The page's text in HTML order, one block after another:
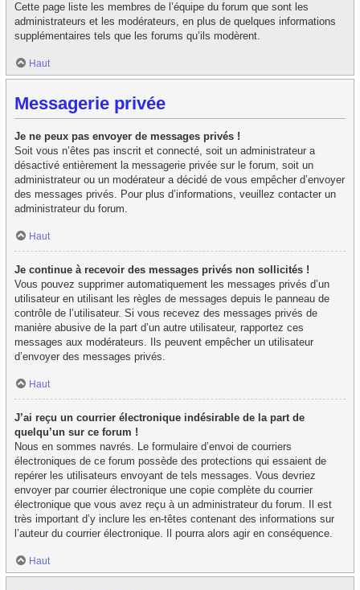
Cette page liste les membres de l’équipe du forum que sont les
administrateurs et les modérateurs, en plus de quelques informations
supplémentaires tels que les forums qu’ils modèrent.
Haut
Messagerie privée
Je ne peux pas envoyer de messages privés !
Soit vous n’êtes pas inscrit et connecté, soit un administrateur a
désactivé entièrement la messagerie privée sur le forum, soit un
administrateur ou un modérateur a décidé de vous empêcher d’envoyer
des messages privés. Pour plus d’informations, veuillez contacter un
administrateur du forum.
Haut
Je continue à recevoir des messages privés non sollicités !
Vous pouvez supprimer automatiquement les messages privés d’un
utilisateur en utilisant les règles de messages depuis le panneau de
contrôle de l’utilisateur. Si vous recevez des messages privés de
manière abusive de la part d’un autre utilisateur, rapportez ces
messages aux modérateurs. Ils peuvent empêcher un utilisateur
d’envoyer des messages privés.
Haut
J’ai reçu un courrier électronique indésirable de la part de
quelqu’un sur ce forum !
Nous en sommes navrés. Le formulaire d’envoi de courriers
électroniques de ce forum possède des protections qui essaient de
repérer les utilisateurs envoyant de tels messages. Vous devriez
envoyer par courrier électronique une copie complète du courrier
électronique que vous avez reçu à un administrateur du forum. Il est
très important d’y inclure les en-têtes contenant des informations sur
l’auteur du courrier électronique. Il pourra alors agir en conséquence.
Haut